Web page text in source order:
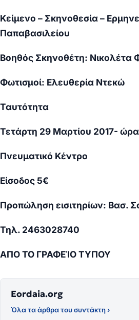
Κείμενο – Σκηνοθεσία –
Παπαβασιλείου
Βοηθός Σκηνοθέτη: Νικολέτα
Φωτισμοί: Ελευθερία Ντεκώ
Ταυτότητα
Τετάρτη 29 Μαρτίου 2017-
Πνευματικό Κέντρο
Είσοδος 5€
Προπώληση εισιτηρίων: Βασ.
Τηλ. 2463028740
ΑΠΟ ΤΟ ΓΡΑΦΕΊΟ ΤΥΠΟΥ
Eordaia.org
Όλα τα άρθρα του συντάκτη ›